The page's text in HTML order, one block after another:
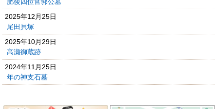
2025年12月25日
尾田貝塚
2025年10月29日
高瀬御蔵跡
2024年11月25日
年の神支石墓